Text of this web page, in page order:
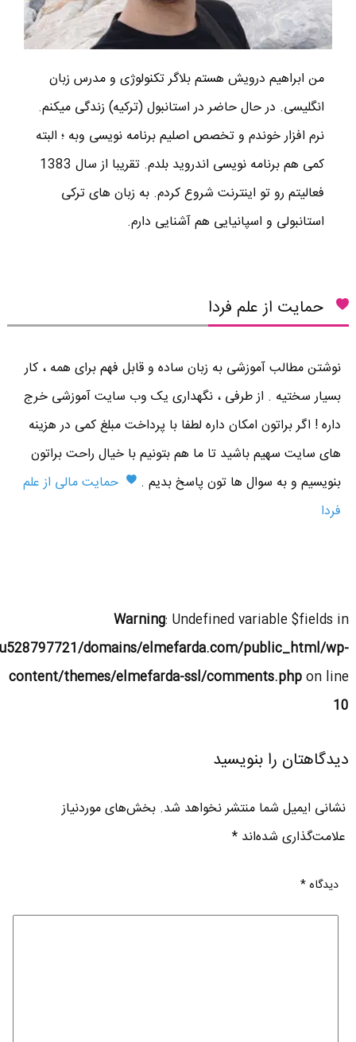
من ابراهیم درویش هستم بلاگر تکنولوژی و مدرس زبان
انگلیسی. در حال حاضر در استانبول (ترکیه) زندگی میکنم.
نرم افزار خوندم و تخصص اصلیم برنامه نویسی وبه ؛ البته
کمی هم برنامه نویسی اندروید بلدم. تقریبا از سال 1383
فعالیتم رو تو اینترنت شروع کردم. به زبان های ترکی
استانبولی و اسپانیایی هم آشنایی دارم.
حمایت از علم فردا
نوشتن مطالب آموزشی به زبان ساده و قابل فهم برای همه ، کار
بسیار سختیه . از طرفی ، نگهداری یک وب سایت آموزشی خرج
داره ! اگر براتون امکان داره لطفا با پرداخت مبلغ کمی در هزینه
های سایت سهیم باشید تا ما هم بتونیم با خیال راحت براتون
بنویسیم و به سوال ها تون پاسخ بدیم .
حمایت مالی از علم
فردا
Warning: Undefined variable $fields in
domains/elmefarda.com/public_html/wp-
content/themes/elmefarda-ssl/comments.phpon line
10
دیدگاهتان را بنویسید
نشانی ایمیل شما منتشر نخواهد شد. بخش‌های موردنیاز
علامت‌گذاری شده‌اند*
دیدگاه*